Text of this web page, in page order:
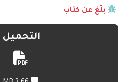
بلّغ عن كتاب
التحميل